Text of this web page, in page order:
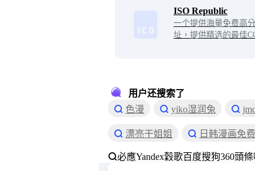
上传自己的食品照片
ISO Republic
一个提供海量免费高
址，提供精选的最佳
用户还搜索了
色漫
yiko湿润兔
漂亮干姐姐 日韩漫画免
必應Yandex穀歌百度搜狗360頭條